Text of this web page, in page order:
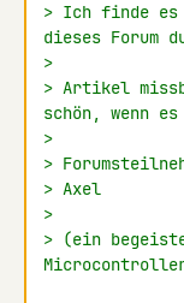
> Ich finde es
dieses Forum
>
> Artikel
schön, wenn
>
>
> Axel
>
> (ein